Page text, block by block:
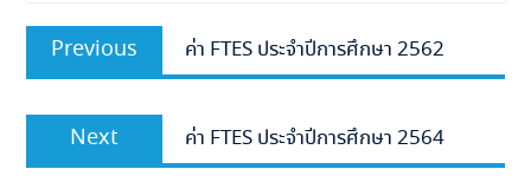
แนะแนว
เรื่อง
Previous
Previous
post:
ค่า FTES ประจำปีการศึกษา 2562
Next
Next
post:
ค่า FTES ประจำปีการศึกษา 2564